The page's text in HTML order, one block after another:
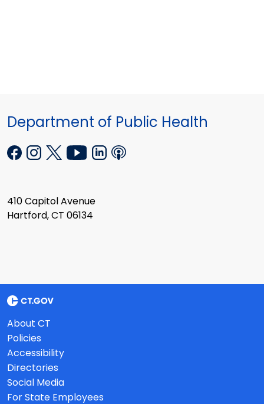
Department of Public Health
410 Capitol Avenue
Hartford, CT 06134
About CT
Policies
Accessibility
Directories
Social Media
For State Employees